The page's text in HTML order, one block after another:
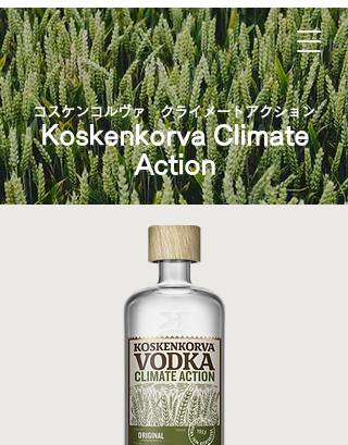
コスケンコルヴァ クライメートアクション
Koskenkorva Climate
Action